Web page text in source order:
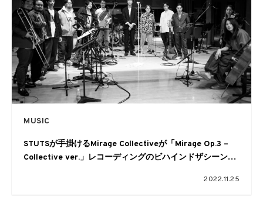
MUSIC
STUTSが手掛けるMirage Collectiveが「Mirage Op.3 –
Collective ver.」レコーディングのビハインドザシーンを
2022.11.25